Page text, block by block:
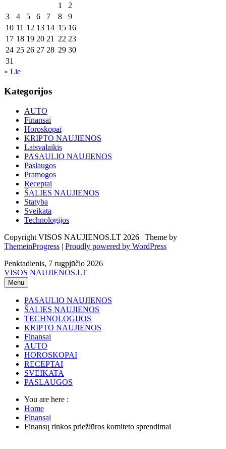
1
2
3
4 5 6 7 8
9
10 11 12 13 14 15 16
17 18 19 20 21 22 23
24 25 26 27 28 29 30
31
« Lie
Kategorijos
AUTO
Finansai
Horoskopai
KRIPTO NAUJIENOS
Laisvalaikis
PASAULIO NAUJIENOS
Paslaugos
Pramogos
Receptai
ŠALIES NAUJIENOS
Statyba
Sveikata
Technologijos
Copyright VISOS NAUJIENOS.LT 2026 | Theme by
ThemeinProgress | Proudly powered by WordPress
Penktadienis, 7 rugpjūčio 2026
VISOS NAUJIENOS.LT
Menu
PASAULIO NAUJIENOS
ŠALIES NAUJIENOS
TECHNOLOGIJOS
KRIPTO NAUJIENOS
Finansai
AUTO
HOROSKOPAI
RECEPTAI
SVEIKATA
PASLAUGOS
You are here :
Home
Finansai
Finansų rinkos priežiūros komiteto sprendimai